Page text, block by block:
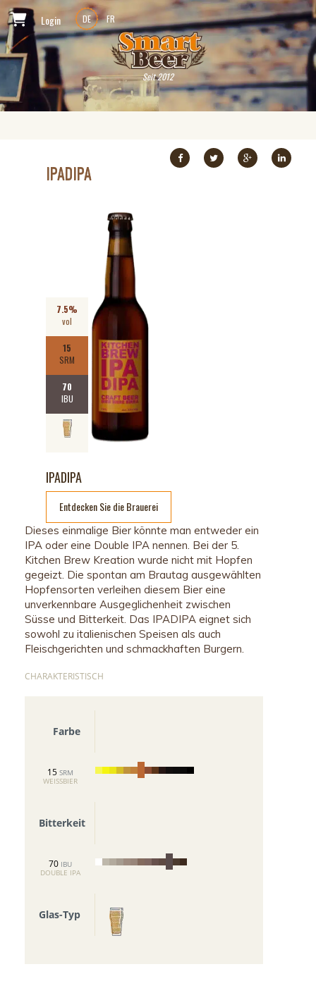
Login DE FR
Seit 2012
IPADIPA
IPADIPA
7.5%
vol
15
SRM
70
IBU
Entdecken Sie die Brauerei
Dieses einmalige Bier könnte man entweder ein
IPA oder eine Double IPA nennen. Bei der 5.
Kitchen Brew Kreation wurde nicht mit Hopfen
gegeizt. Die spontan am Brautag ausgewählten
Hopfensorten verleihen diesem Bier eine
unverkennbare Ausgeglichenheit zwischen
Süsse und Bitterkeit. Das IPADIPA eignet sich
sowohl zu italienischen Speisen als auch
Fleischgerichten und schmackhaften Burgern.
CHARAKTERISTISCH
Farbe
15 SRM
WEISSBIER
Bitterkeit
70 IBU
DOUBLE IPA
Glas-Typ